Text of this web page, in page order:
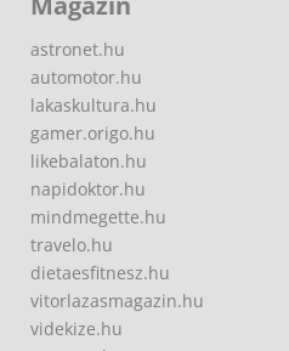
astronet.hu
automotor.hu
lakaskultura.hu
gamer.origo.hu
likebalaton.hu
napidoktor.hu
mindmegette.hu
travelo.hu
dietaesfitnesz.hu
vitorlazasmagazin.hu
videkize.hu